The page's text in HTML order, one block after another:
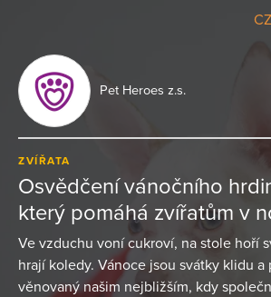
CZ
Pet Heroes z.s.
ZVÍŘATA
Osvědčení vánočního
který pomáhá zvířatům v
Ve vzduchu voní cukroví, na stole hoří
hrají koledy. Vánoce jsou svátky klidu a
věnovaný našim nejbližším, kdy